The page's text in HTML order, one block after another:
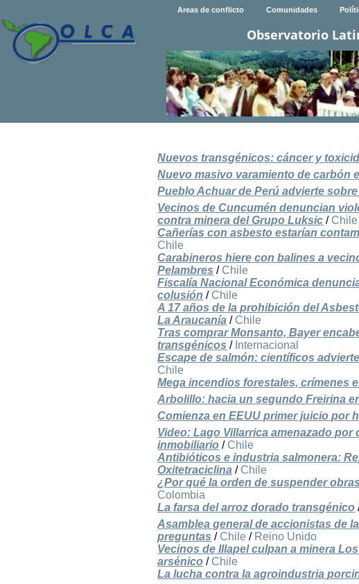
Areas de conflicto Comunidades
Observatorio
Nuevos transgénicos: cáncer y
Nuevo masivo varamiento de carbón
Pueblo Achuar de Perú advierte
Vecinos de Cuncumén denuncian
contra minera del Grupo Luksic / Chile
Cañerías con asbesto estarían
Chile
Carabineros hiere con balines a
Pelambres / Chile
Fiscalía Nacional Económica
colusión / Chile
A 17 años de la prohibición del
La Araucanía / Chile
Tras comprar Monsanto, Bayer
transgénicos / Internacional
Escape de salmón: científicos
Chile
Mega incendios forestales, crímenes
Arbolillo: hacia un segundo Freirina
Comienza en EEUU primer juicio por
Video: Lago Villarrica amenazado
inmobiliario / Chile
Antibióticos e industria salmonera:
Oxitetraciclina / Chile
¿Por qué la orden de suspender
Colombia
La farsa del arroz dorado transgénico
Asamblea general de accionistas de
preguntas / Chile / Reino Unido
Vecinos de Illapel culpan a minera
arsénico / Chile
La lucha contra la agroindustria